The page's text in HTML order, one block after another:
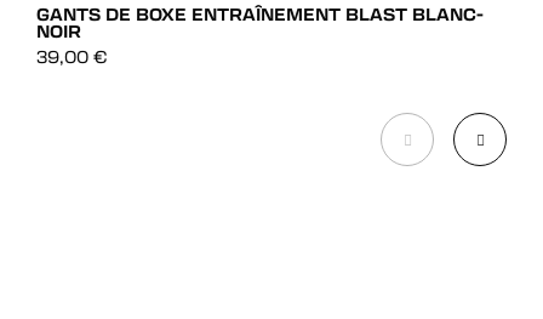
GANTS DE BOXE ENTRAÎNEMENT BLAST BLANC-
NOIR
39,00 €